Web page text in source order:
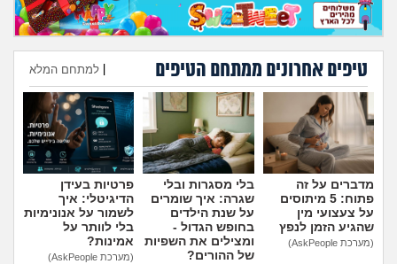
בין הסדינים
חיות מחמד
יוקר המחיה
גאווה
טיפים אחרונים ממתחם הטיפים למתחם המלא
הוספת טיפ
מדברים על זה
פתוח: 5 מיתוסים
על צעצועי מין
שהגיע הזמן לנפץ
(מערכת AskPeople)
בלי מסגרות ובלי
שגרה: איך שומרים
על שנת הילדים
בחופש הגדול -
ומצילים את השפיות
של ההורים?
פרטיות בעידן
הדיגיטלי: איך
לשמור על אנונימיות
בלי לוותר על
אמינות?
(מערכת AskPeople)